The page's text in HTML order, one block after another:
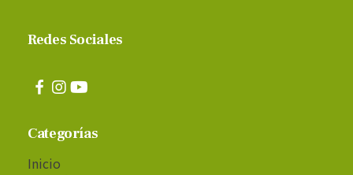
Redes Sociales
Categorías
Inicio